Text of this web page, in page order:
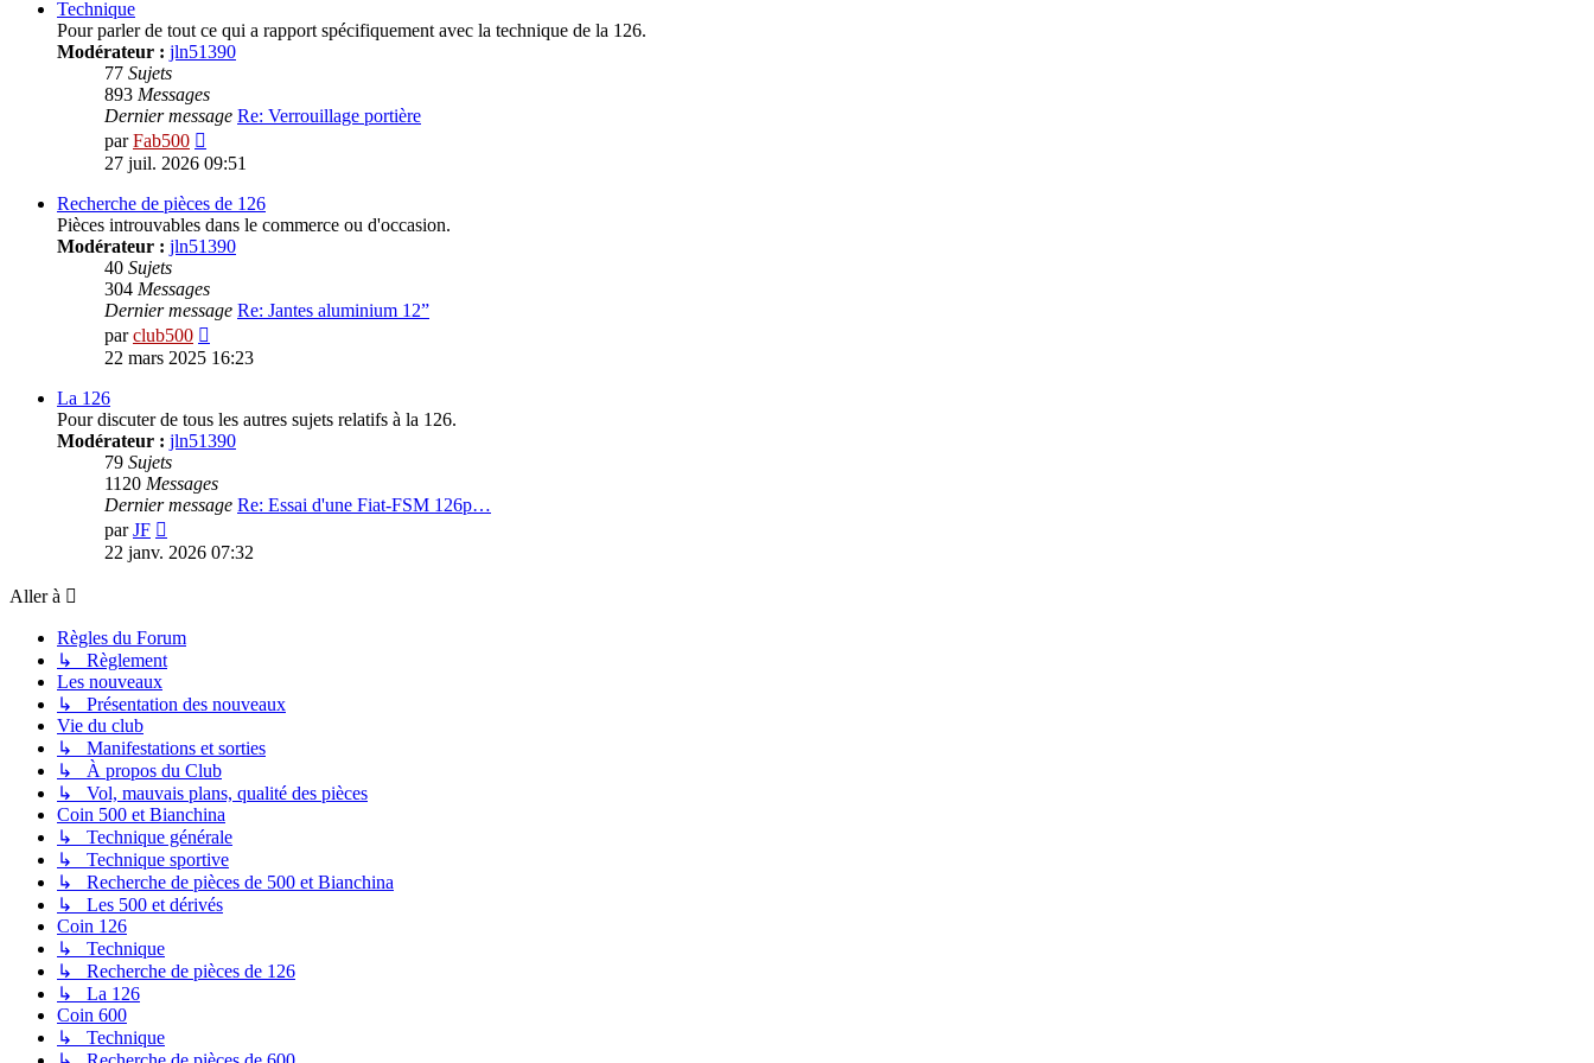
Technique
Pour parler de tout ce qui a rapport spécifiquement avec la technique de la 126.
Modérateur : jln51390
77 Sujets
893 Messages
Dernier message Re: Verrouillage portière
parFab500
le
message
27 juil. 2026 09:51
Recherche de pièces de 126
Pièces introuvables dans le commerce ou d'occasion.
Modérateur : jln51390
40 Sujets
304 Messages
Dernier message Re: Jantes aluminium 12”
parclub500
le
22 mars 2025 16:23
La 126
Pour discuter de tous les autres sujets relatifs à la 126.
Modérateur : jln51390
79 Sujets
1120 Messages
Dernier message Re: Essai d'une Fiat-FSM 126p…
parJF
le
22 janv. 2026 07:32
Aller à
Règles du Forum
↳ Règlement
Les nouveaux
↳ Présentation des nouveaux
Vie du club
↳ Manifestations et sorties
↳ À propos du Club
↳ Vol, mauvais plans, qualité des pièces
Coin 500 et Bianchina
↳ Technique générale
↳ Technique sportive
↳ Recherche de pièces de 500 et Bianchina
↳ Les 500 et dérivés
Coin 126
↳ Technique
↳ Recherche de pièces de 126
↳ La 126
Coin 600
↳ Technique